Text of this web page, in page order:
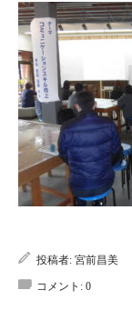
投稿者: 宮前昌美
コメント: 0